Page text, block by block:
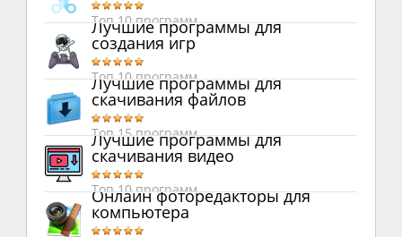
Топ 10 программ
Лучшие программы для
создания игр
Топ 10 программ
Лучшие программы для
скачивания файлов
Топ 15 программ
Лучшие программы для
скачивания видео
Топ 10 программ
Онлайн фоторедакторы для
компьютера